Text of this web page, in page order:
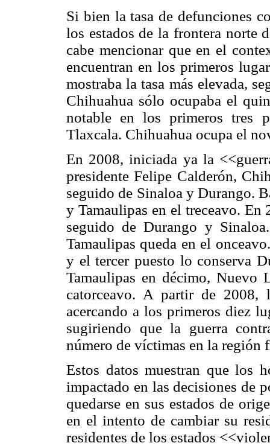
Si bien la tasa de defunciones
los estados de la frontera norte
cabe mencionar que en el
encuentran en los primeros
mostraba la tasa más elevada,
Chihuahua sólo ocupaba el
notable en los primeros tres
Tlaxcala. Chihuahua ocupa el
En 2008, iniciada ya la
presidente Felipe Calderón,
seguido de Sinaloa y Durango.
y Tamaulipas en el treceavo.
seguido de Durango y
Tamaulipas queda en el
y el tercer puesto lo conserva
Tamaulipas en décimo,
catorceavo. A partir de 2008,
acercando a los primeros diez
sugiriendo que la guerra
número de víctimas en la región
Estos datos muestran que los
impactado en las decisiones de
quedarse en sus estados de
en el intento de cambiar su
residentes de los estados